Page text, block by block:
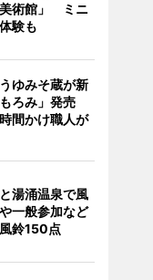
美術館」 ミニ
験も
ゆみそ蔵が新
ろみ」発売
間かけ職人が
湯涌温泉で風
一般参加など
鈴150点